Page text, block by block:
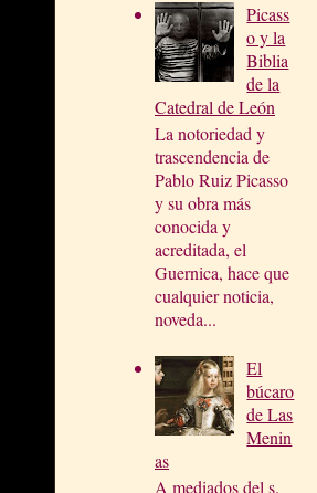
Picass
o y la
Biblia
de la
Catedral de León
La notoriedad y
trascendencia de
Pablo Ruiz Picasso
y su obra más
conocida y
acreditada, el
Guernica, hace que
cualquier noticia,
noveda...
El
búcaro
de Las
Menin
as
A mediados del s.